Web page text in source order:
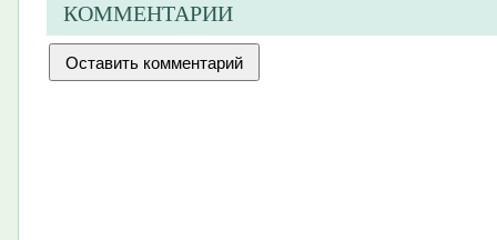
КОММЕНТАРИИ